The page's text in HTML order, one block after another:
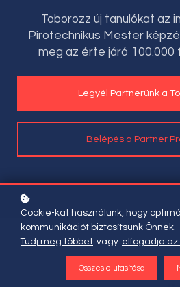
Toborozz új tanulókat az
Pirotechnikus Mester
meg az érte járó 100.000
Legyél Partnerünk a
Belépés a Partner
START EARNING
Cookie-kat használunk, hogy
kommunikációt biztosítsunk Önnek.
Tudj meg többet vagy elfogadja
Összes elutasítása